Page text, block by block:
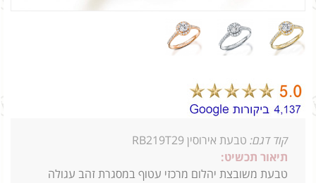
קוד דגם: טבעת אירוסין RB219T29
תיאור תכשיט:
טבעת משובצת יהלום מרכזי עטוף במסגרת זהב עגולה